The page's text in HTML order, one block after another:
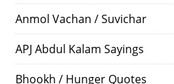
Anmol Vachan / Suvichar
APJ Abdul Kalam Sayings
Bhookh / Hunger Quotes